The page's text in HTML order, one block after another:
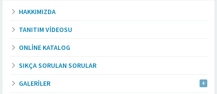
HAKKIMIZDA
TANITIM VIDEOSU
ONLINE KATALOG
SIKÇA SORULAN SORULAR
GALERILER